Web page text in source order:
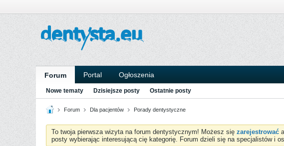
Forum Portal Ogłoszenia
Nowe tematy Dzisiejsze posty Ostatnie posty
Forum Dla pacjentów Porady dentystyczne
To twoja pierwsza wizyta na forum dentystycznym! Możesz się zarejestrować
posty wybierając interesującą cię kategorię. Forum dzieli się na specjalistów i